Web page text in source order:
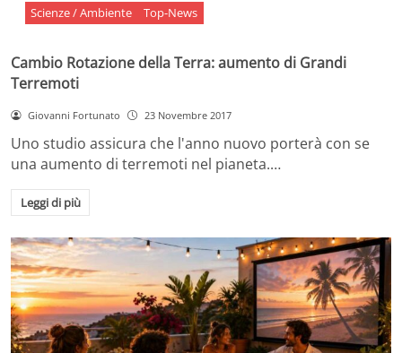
Scienze / Ambiente Top-News
Cambio Rotazione della Terra: aumento di Grandi
Terremoti
Giovanni Fortunato 23 Novembre 2017
Uno studio assicura che l'anno nuovo porterà con se
una aumento di terremoti nel pianeta.…
Leggi di più